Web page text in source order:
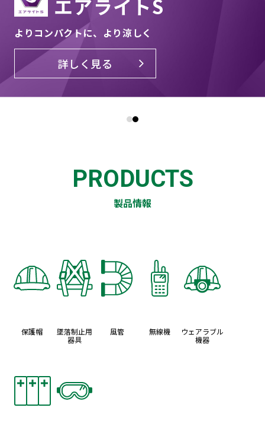
タフライト
「世界で最も軽い」を 目指して開発された
詳しく見る
エアライトS
よりコンパクトに、 より涼しく
詳しく見る
1
PRODUCTS
製品情報
保護帽
墜落制止用
器具
風管 無線機
ウェアラブル
機器